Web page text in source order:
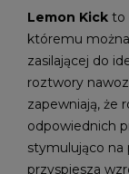
Lemon Kick to
któremu
zasilającej do
roztwory
zapewniają, że
odpowiednich
stymulująco na
przyspiesza